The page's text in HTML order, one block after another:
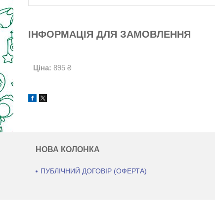
ІНФОРМАЦІЯ ДЛЯ ЗАМОВЛЕННЯ
Ціна: 895 ₴
НОВА КОЛОНКА
ПУБЛІЧНИЙ ДОГОВІР (ОФЕРТА)